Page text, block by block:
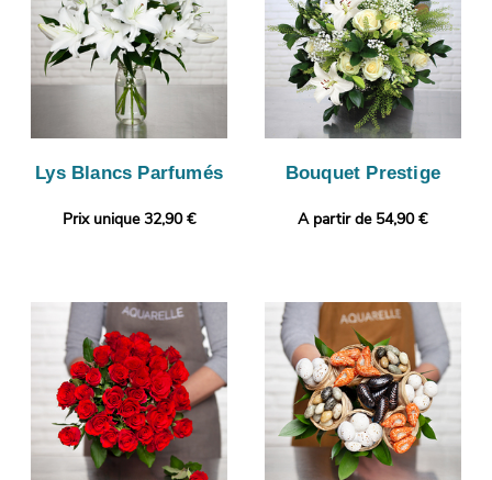
Lys Blancs Parfumés
Prix unique 32,90 €
Bouquet Prestige
A partir de 54,90 €